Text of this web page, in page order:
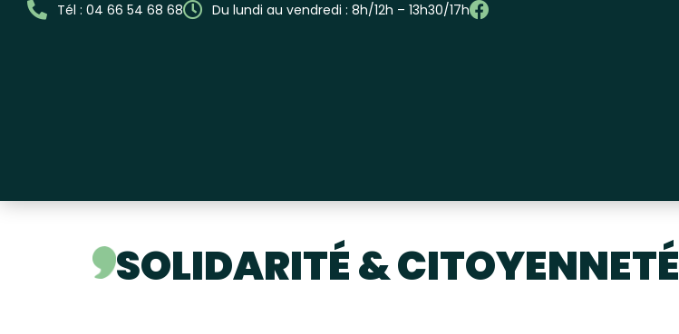
Tél : 04 66 54 68 68 Du lundi au vendredi : 8h/12h – 13h30/17h
SOLIDARITÉ & CITOYENNETÉ